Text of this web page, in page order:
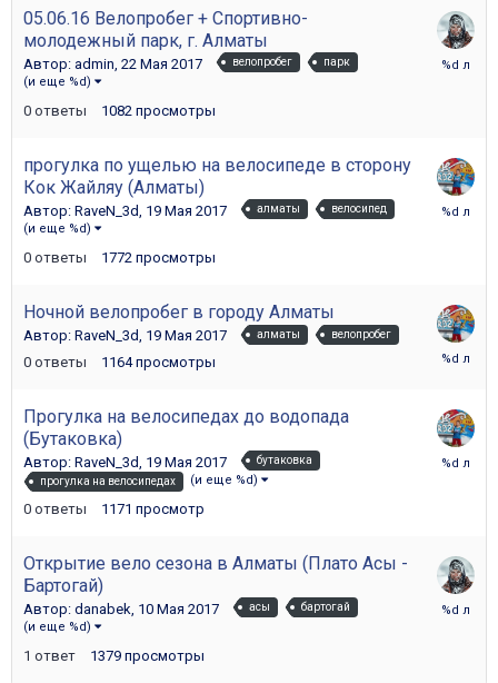
05.06.16 Велопробег + Спортивно-
молодежный парк, г. Алматы
Автор: admin 22 Мая 2017 велопробег парк
(и еще %d)
0 ответы 1082 просмотры
22
прогулка по ущелью на велосипеде в сторону
Кок Жайляу (Алматы)
Автор: RaveN_3d 19 Мая 2017 алматы велосипед
(и еще %d)
0 ответы 1772 просмотры
19
Ночной велопробег в городу Алматы
Автор: RaveN_3d, 19 Мая 2017 алматы велопробег
0 ответы 1164 просмотры
19
Прогулка на велосипедах до водопада
(Бутаковка)
Автор: RaveN_3d 19 Мая 2017
бутаковка
прогулка на велосипедах
(и еще %d)
0 ответы 1171 просмотр
19
Открытие вело сезона в Алматы (Плато Асы -
Бартогай)
Автор: danabek 10 Мая 2017 асы бартогай
(и еще %d)
1 ответ 1379 просмотры
10